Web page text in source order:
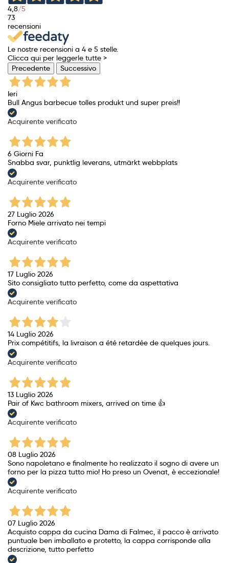
4,8/5
73
recensioni
Le nostre recensioni a 4 e 5 stelle.
Clicca qui per leggerle tutte >
Precedente
Successivo
Ieri
Bull Angus barbecue tolles produkt und super preis!!
Acquirente verificato
6 Giorni Fa
Snabba svar, punktlig leverans, utmärkt webbplats
Acquirente verificato
27 Luglio 2026
Forno Miele arrivato nei tempi
Acquirente verificato
17 Luglio 2026
Sito consigliato tutto perfetto, come da aspettativa
Acquirente verificato
14 Luglio 2026
Prix ​​compétitifs, la livraison a été retardée de quelques jours.
Acquirente verificato
13 Luglio 2026
Pair of Kwc bathroom mixers, arrived on time 👍
Acquirente verificato
08 Luglio 2026
Sono napoletano e finalmente ho realizzato il sogno di avere un
forno per la pizza tutto mio! Ho preso un Ovenat, è eccezionale!
Acquirente verificato
07 Luglio 2026
Acquisto cappa da cucina Dama di Falmec, il pacco è arrivato
puntuale ben imballato e protetto, la cappa corrisponde alla
descrizione, tutto perfetto